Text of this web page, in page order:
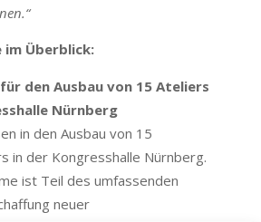
Überblick:
den Ausbau von 15 Ateliers
Nürnberg
in den Ausbau von 15
in der Kongresshalle Nürnberg.
ist Teil des umfassenden
neuer